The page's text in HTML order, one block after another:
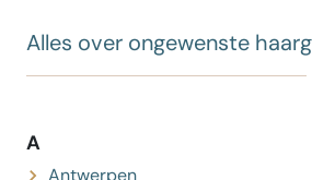
Alles over ongewenste
A
Antwerpen